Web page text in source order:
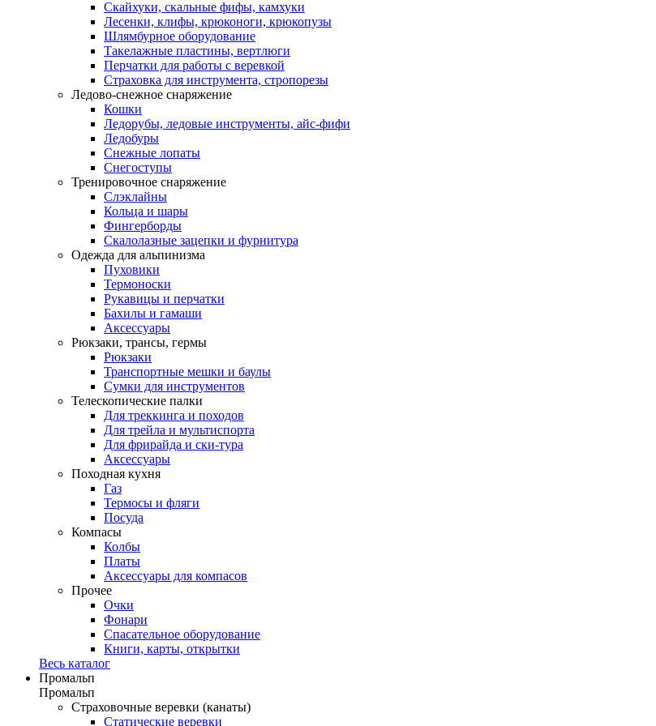
Скайхуки, скальные фифы, камхуки
Лесенки, клифы, крюконоги, крюкопузы
Шлямбурное оборудование
Такелажные пластины, вертлюги
Перчатки для работы с веревкой
Страховка для инструмента, стропорезы
Ледово-снежное снаряжение
Кошки
Ледорубы, ледовые инструменты, айс-фифи
Ледобуры
Снежные лопаты
Снегоступы
Тренировочное снаряжение
Слэклайны
Кольца и шары
Фингерборды
Скалолазные зацепки и фурнитура
Одежда для альпинизма
Пуховики
Термоноски
Рукавицы и перчатки
Бахилы и гамаши
Аксессуары
Рюкзаки, трансы, гермы
Рюкзаки
Транспортные мешки и баулы
Сумки для инструментов
Телескопические палки
Для треккинга и походов
Для трейла и мультиспорта
Для фрирайда и ски-тура
Аксессуары
Походная кухня
Газ
Термосы и фляги
Посуда
Компасы
Колбы
Платы
Аксессуары для компасов
Прочее
Очки
Фонари
Спасательное оборудование
Книги, карты, открытки
Весь каталог
Промальп
Промальп
Страховочные веревки (канаты)
Статические веревки